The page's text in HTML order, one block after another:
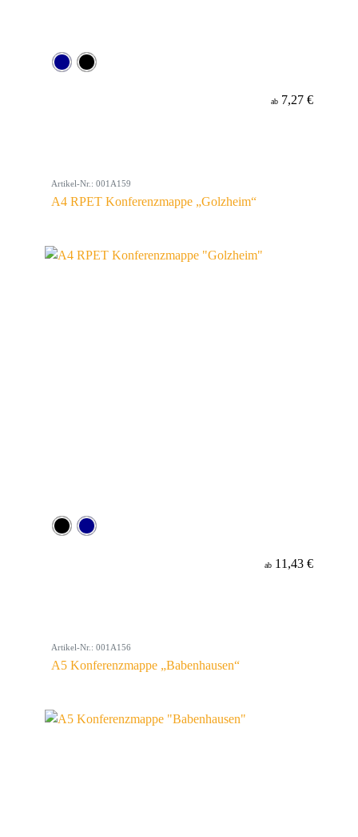
ab 7,27 €
Artikel-Nr.: 001A159
A4 RPET Konferenzmappe „Golzheim“
ab 11,43 €
Artikel-Nr.: 001A156
A5 Konferenzmappe „Babenhausen“